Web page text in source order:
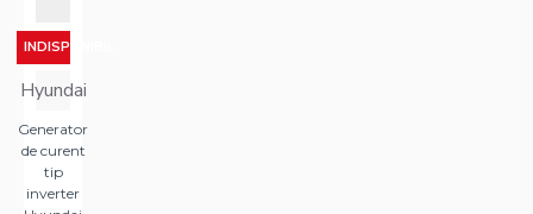
INDISPONIBIL
Hyundai
Generator
de curent
tip
inverter